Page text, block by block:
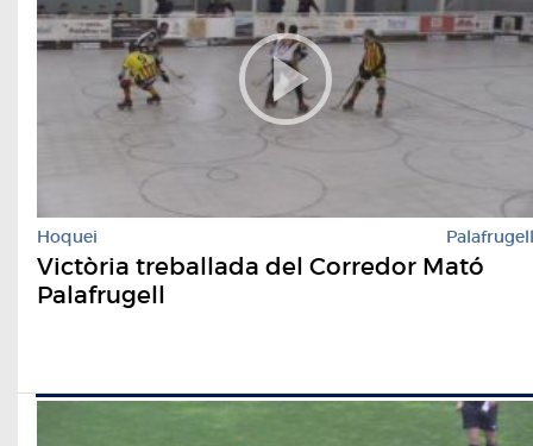
Hoquei Palafrugell
Victòria treballada del Corredor Mató
Palafrugell